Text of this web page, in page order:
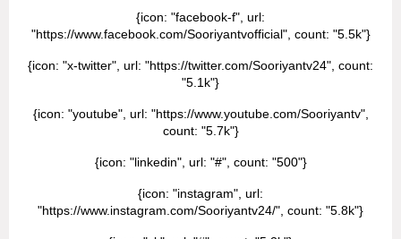
{icon: "facebook-f", url:
"https://www.facebook.com/Sooriyantvofficial", count: "5.5k"}
{icon: "x-twitter", url: "https://twitter.com/Sooriyantv24", count:
"5.1k"}
{icon: "youtube", url: "https://www.youtube.com/Sooriyantv",
count: "5.7k"}
{icon: "linkedin", url: "#", count: "500"}
{icon: "instagram", url:
"https://www.instagram.com/Sooriyantv24/", count: "5.8k"}